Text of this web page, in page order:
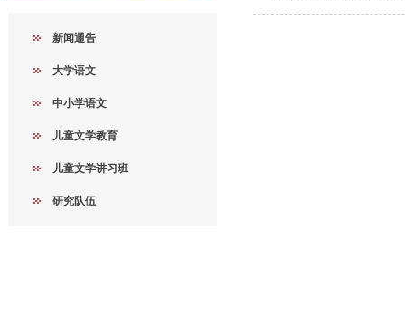
新闻通告
大学语文
中小学语文
儿童文学教育
儿童文学讲习班
研究队伍